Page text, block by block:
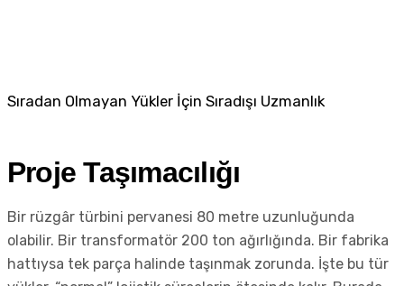
Sıradan Olmayan Yükler İçin Sıradışı Uzmanlık
Proje Taşımacılığı
Bir rüzgâr türbini pervanesi 80 metre uzunluğunda
olabilir. Bir transformatör 200 ton ağırlığında. Bir fabrika
hattıysa tek parça halinde taşınmak zorunda. İşte bu tür